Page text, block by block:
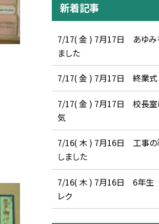
新着記事
7/17( 金 ) 7月17日 あゆみ
ました
7/17( 金 ) 7月17日 終業式
7/17( 金 ) 7月17日 校長室
気
7/16( 木 ) 7月16日 工事の
しました
7/16( 木 ) 7月16日 6年
レク